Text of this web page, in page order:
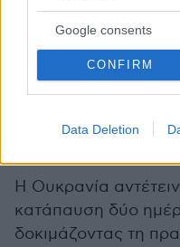
Google consents
CONFIRM
Data Deletion
Διαφωνίες για την
Σε μια τελευταία
την εθνική γιορτή,
του πυρός που
Η Ουκρανία
κατάπαυση δύο
δοκιμάζοντας τη